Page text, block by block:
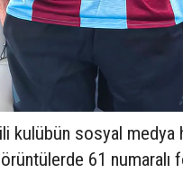
kulübün sosyal medya
61 numaralı